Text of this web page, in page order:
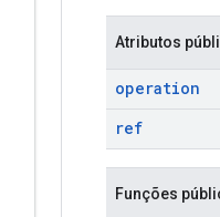
Atributos
operation
ref
Funções